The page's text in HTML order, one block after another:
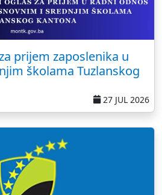
prijem zaposlenika u
školama Tuzlanskog
27 JUL 2026